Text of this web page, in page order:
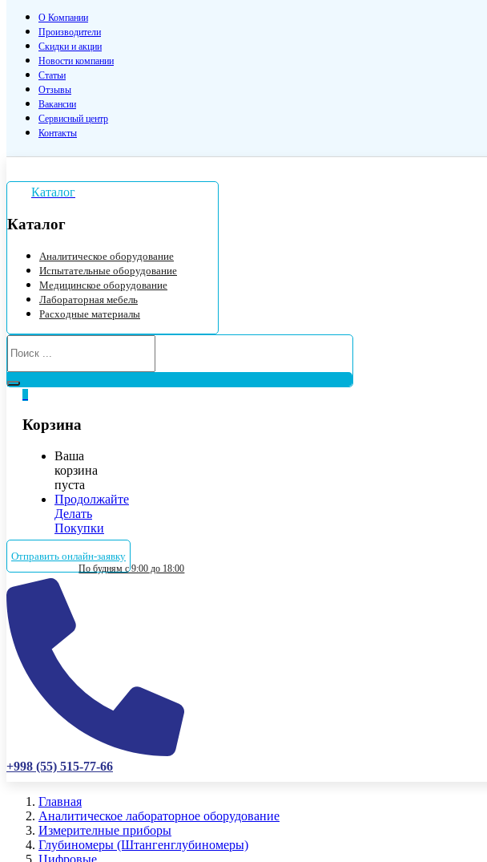
О Компании
Производители
Скидки и акции
Новости компании
Статьи
Отзывы
Вакансии
Сервисный центр
Контакты
Каталог
Каталог
Аналитическое оборудование
Испытательные оборудование
Медицинское оборудование
Лабораторная мебель
Расходные материалы
Корзина
Ваша
корзина
пуста
Продолжайте
Делать
Покупки
Отправить онлайн-заявку
По будням с 9:00 до 18:00
+998 (55) 515-77-66
Главная
Аналитическое лабораторное оборудование
Измерителные приборы
Глубиномеры (Штангенглубиномеры)